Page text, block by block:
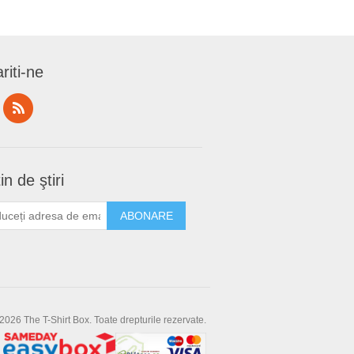
ne
de ştiri
The T-Shirt Box. Toate drepturile rezervate.